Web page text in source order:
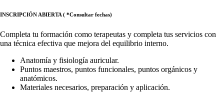
INSCRIPCIÓN ABIERTA ( *Consultar fechas)
Completa tu formación como terapeutas y completa tus servicios con
una técnica efectiva que mejora del equilibrio interno.
Anatomía y fisiología auricular.
Puntos maestros, puntos funcionales, puntos orgánicos y
anatómicos.
Materiales necesarios, preparación y aplicación.